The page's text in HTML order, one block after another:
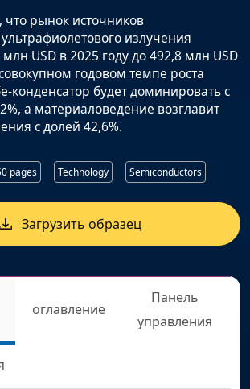
что рынок источников
излучения
млн USD в 2025 году до 492,8 млн USD
годовом темпе роста
конденсатор будет доминировать с
а материаловедение возглавит
с долей 42,6%.
pages Technology Semiconductors
Загрузить образец
оглавление
Панель
управления